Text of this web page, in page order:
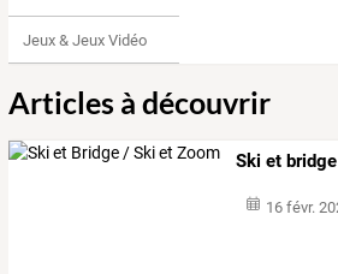
Jeux & Jeux Vidéo
Articles à découvrir
Ski et
16 févr.